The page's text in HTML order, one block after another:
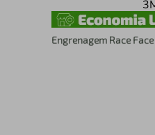
Engrenagem Race